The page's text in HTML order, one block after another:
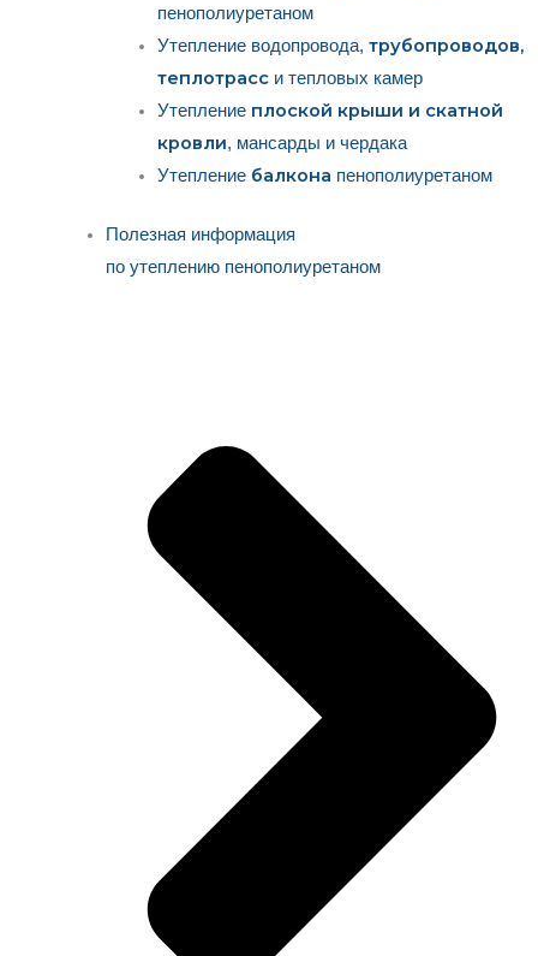
пенополиуретаном
Утепление водопровода,трубопроводов,
теплотрасс и тепловых камер
Утепление плоской крыши и скатной
кровли, мансарды и чердака
Утепление балкона пенополиуретаном
Полезная информация
по утеплению пенополиуретаном